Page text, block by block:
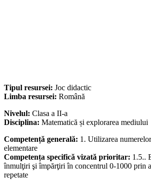
Tipul resursei: Joc didactic
Limba resursei: Română
Nivelul: Clasa a II-a
Disciplina: Matematică și explorarea mediului
Competență generală: 1. Utilizarea
elementare
Competența specifică vizată prioritar: 1.5..
înmulţiri şi împărţiri în concentrul 0-1000 prin
repetate